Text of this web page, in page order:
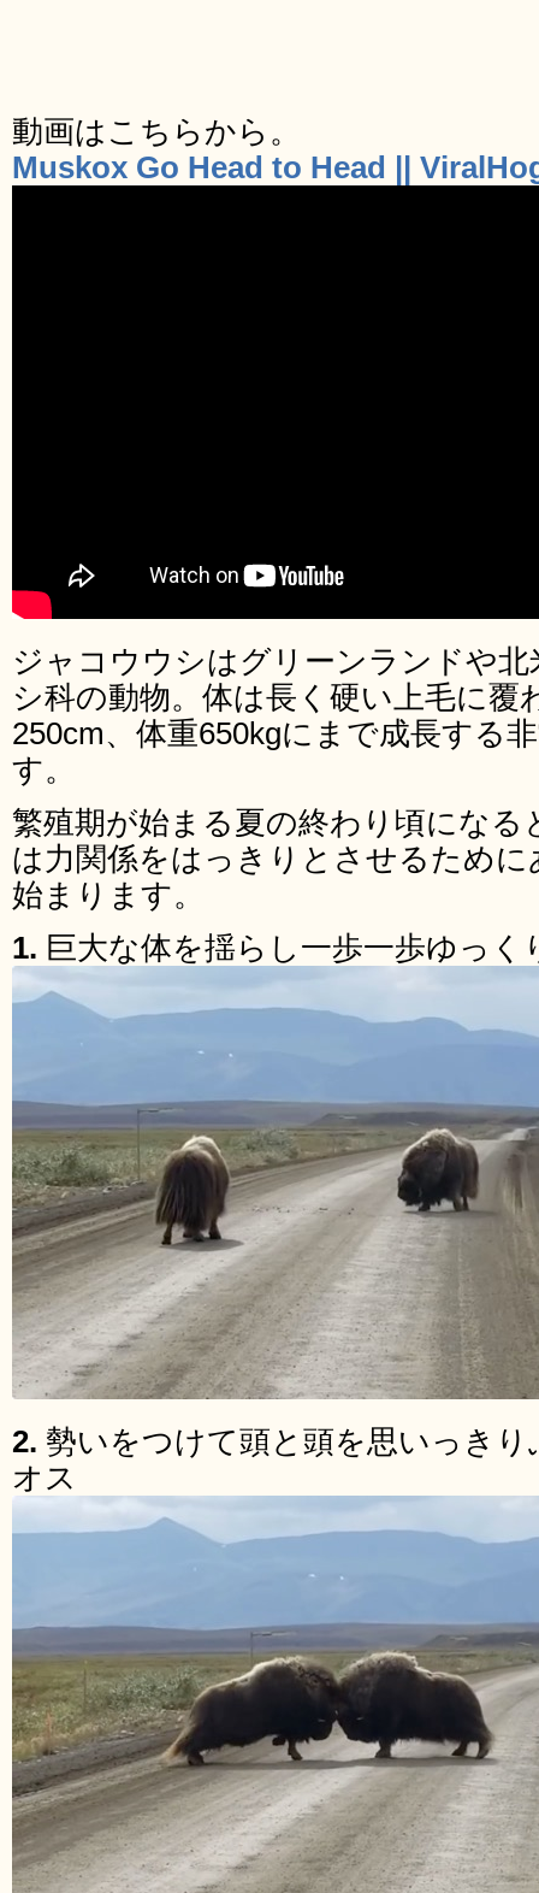
動画はこちらから。
Muskox Go Head to Head ||
ジャコウウシはグリーンランドや
シ科の動物。体は長く硬い上毛に覆
250cm、体重650kgにまで成長する
す。
繁殖期が始まる夏の終わり頃にな
は力関係をはっきりとさせるため
始まります。
1. 巨大な体を揺らし一歩一歩ゆっ
2. 勢いをつけて頭と頭を思いっき
オス